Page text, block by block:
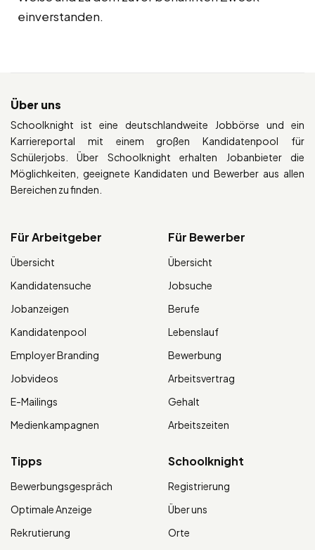
einverstanden.
Über uns
Schoolknight ist eine deutschlandweite Jobbörse und ein
Karriereportal mit einem großen Kandidatenpool für
Schülerjobs. Über Schoolknight erhalten Jobanbieter die
Möglichkeiten, geeignete Kandidaten und Bewerber aus allen
Bereichen zu finden.
Für Arbeitgeber
Übersicht
Kandidatensuche
Jobanzeigen
Kandidatenpool
Employer Branding
Jobvideos
E-Mailings
Medienkampagnen
Für Bewerber
Übersicht
Jobsuche
Berufe
Lebenslauf
Bewerbung
Arbeitsvertrag
Gehalt
Arbeitszeiten
Tipps
Bewerbungsgespräch
Optimale Anzeige
Rekrutierung
Schoolknight
Registrierung
Über uns
Orte